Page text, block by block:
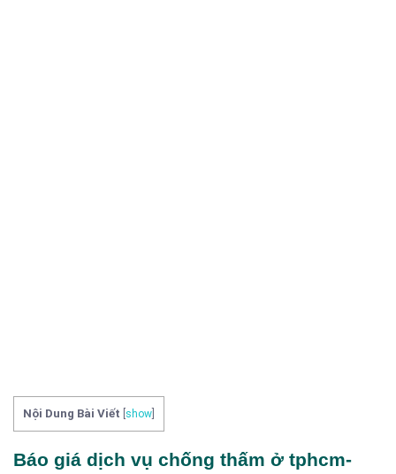
Nội Dung Bài Viết show
Báo giá dịch vụ chống thấm ở tphcm-